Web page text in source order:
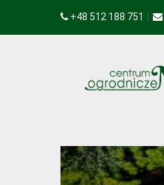
+48 512 188 751 |